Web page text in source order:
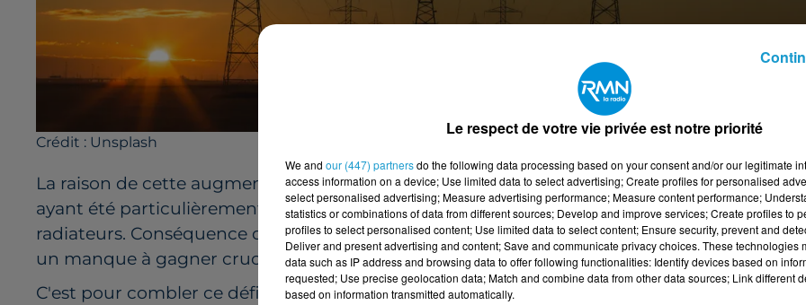
Crédit : Unsplash
La raison de cette augmentation peut paraître totalement contre-intuitive. L'hiver dernier
ayant été particulièrement doux, les Français ont logiquement moins allumé leurs
radiateurs. Conséquence directe : la consommation globale d'électricité a chuté,
un manque à gagner crucial pour financer les infrastructures de transport de l'énergie.
C'est pour combler ce déficit que la Commission de régulation de l'énergie (CRE) a choisi
Le respect de votre vie privée est notre priorité
We and our (447) partnersdo the following data processing based on your consent and/or our legitimate
access information on a device; Use limited data to select advertising; Create profiles for personalised
select personalised advertising; Measure advertising performance; Measure content performance;
statistics or combinations of data from different sources; Develop and improve services; Create profiles to
profiles to select personalised content; Use limited data to select content; Ensure security, prevent and
Deliver and present advertising and content; Save and communicate privacy choices. These technologies
data such as IP address and browsing data to offer following functionalities: Identify devices based on
requested; Use precise geolocation data; Match and combine data from other data sources; Link different
based on information transmitted automatically.